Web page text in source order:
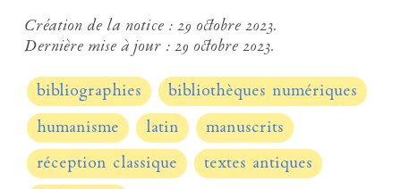
Création de la notice :29 octobre 2023.
Dernière mise à jour :29 octobre 2023.
bibliographies
bibliothèques numériques
humanisme
latin
manuscrits
réception classique
textes antiques